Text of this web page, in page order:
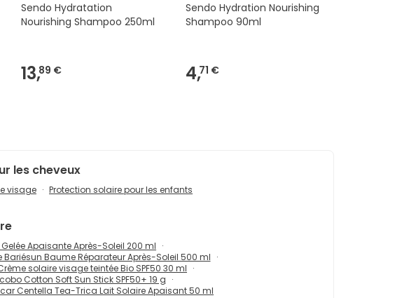
Sendo Hydratation
Nourishing Shampoo 250ml
13,89 €
Sendo Hydration Nourishing
Shampoo 90ml
4,71 €
les cheveux
visage Protection solaire pour les enfants
Apaisante Après-Soleil 200 ml
Bariésun Baume Réparateur Après-Soleil 500 ml
solaire visage teintée Bio SPF50 30 ml
Cotton Soft Sun Stick SPF50+ 19 g
Centella Tea-Trica Lait Solaire Apaisant 50 ml